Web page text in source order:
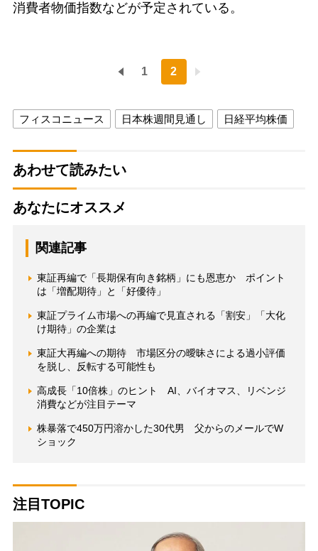
消費者物価指数などが予定されている。
1 2
フィスコニュース 日本株週間見通し 日経平均株価
あわせて読みたい
あなたにオススメ
関連記事
東証再編で「長期保有向き銘柄」にも恩恵か ポイント
は「増配期待」と「好優待」
東証プライム市場への再編で見直される「割安」「大化
け期待」の企業は
東証大再編への期待 市場区分の曖昧さによる過小評価
を脱し、反転する可能性も
高成長「10倍株」のヒント AI、バイオマス、リベンジ
消費などが注目テーマ
株暴落で450万円溶かした30代男 父からのメールでW
ショック
注目TOPIC